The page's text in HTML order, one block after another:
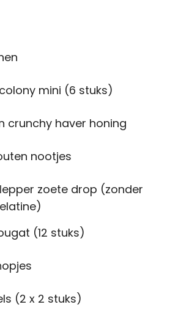
mini (6 stuks)
crunchy haver honing
nootjes
zoete drop (zonder
(12 stuks)
(2 x 2 stuks)